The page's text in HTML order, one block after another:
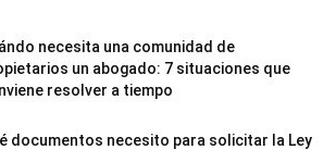
necesita una comunidad de
un abogado: 7 situaciones que
resolver a tiempo
documentos necesito para solicitar la Ley